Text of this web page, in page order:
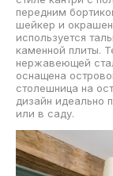
передним
шейкер и
используется
каменной плиты.
нержавеющей
оснащена
столешница на
дизайн идеально
или в саду.